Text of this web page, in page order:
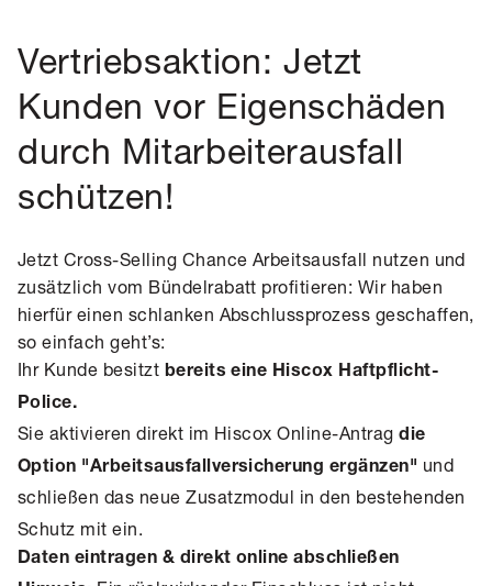
Vertriebsaktion: Jetzt
Kunden vor Eigenschäden
durch Mitarbeiterausfall
schützen!
Jetzt Cross-Selling Chance Arbeitsausfall nutzen und
zusätzlich vom Bündelrabatt profitieren: Wir haben
hierfür einen schlanken Abschlussprozess geschaffen,
so einfach geht’s:
Ihr Kunde besitzt bereits eine Hiscox Haftpflicht-
Police.
Sie aktivieren direkt im Hiscox Online-Antrag die
Option "Arbeitsausfallversicherung ergänzen" und
schließen das neue Zusatzmodul in den bestehenden
Schutz mit ein.
Daten eintragen & direkt online abschließen